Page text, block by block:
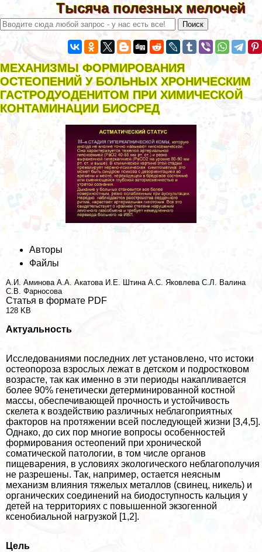
Тысяча полезных мелочей
МЕХАНИЗМЫ ФОРМИРОВАНИЯ
ОСТЕОПЕНИЙ У БОЛЬНЫХ ХРОНИЧЕСКИМ
ГАСТРОДУОДЕНИТОМ ПРИ ХИМИЧЕСКОЙ
КОНТАМИНАЦИИ БИОСРЕД
Авторы
Файлы
А.И. Аминова А.А. Акатова И.Е. Штина А.С. Яковлева С.Л. Валина
С.В. Фарносова
Статья в формате PDF
128 KB
Актуальность
Исследованиями последних лет установлено, что истоки
остеопороза взрослых лежат в детском и подростковом
возрасте, так как именно в эти периоды накапливается
более 90% генетически детерминированной костной
массы, обеспечивающей прочность и устойчивость
скелета к воздействию различных нeблагоприятных
факторов на протяжении всей последующей жизни [3,4,5].
Однако, до сих пор многие вопросы особенностей
формирования остеопений при хронической
соматической патологии, в том числе органов
пищеварения, в условиях экологического нeблагополучия
не разрешены. Так, например, остается неясным
механизм влияния тяжелых металлов (свинец, никель) и
органических соединений на биодоступность кальция у
детей на территориях с повышенной экзогенной
ксенобиальной нагрузкой [1,2].
Цель